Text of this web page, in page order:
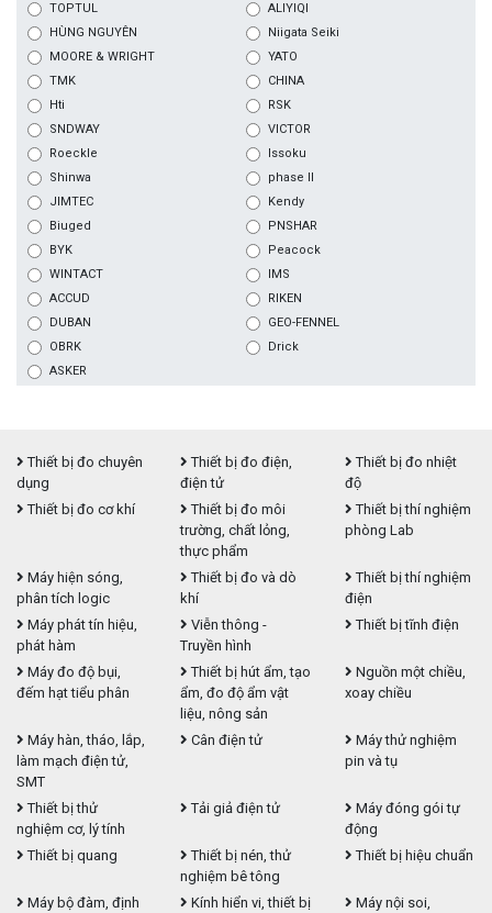
TOPTUL
ALIYIQI
HÙNG NGUYÊN
Niigata Seiki
MOORE & WRIGHT
YATO
TMK
CHINA
Hti
RSK
SNDWAY
VICTOR
Roeckle
Issoku
Shinwa
phase II
JIMTEC
Kendy
Biuged
PNSHAR
BYK
Peacock
WINTACT
IMS
ACCUD
RIKEN
DUBAN
GEO-FENNEL
OBRK
Drick
ASKER
Thiết bị đo chuyên
dụng
Thiết bị đo điện,
điện tử
Thiết bị đo nhiệt
độ
Thiết bị đo cơ khí
Thiết bị đo môi
trường, chất lỏng,
thực phẩm
Thiết bị thí nghiệm
phòng Lab
Máy hiện sóng,
phân tích logic
Thiết bị đo và dò
khí
Thiết bị thí nghiệm
điện
Máy phát tín hiệu,
phát hàm
Viễn thông -
Truyền hình
Thiết bị tĩnh điện
Máy đo độ bụi,
đếm hạt tiểu phân
Thiết bị hút ẩm, tạo
ẩm, đo độ ẩm vật
liệu, nông sản
Nguồn một chiều,
xoay chiều
Máy hàn, tháo, lắp,
làm mạch điện tử,
SMT
Cân điện tử
Máy thử nghiệm
pin và tụ
Thiết bị thử
nghiệm cơ, lý tính
Tải giả điện tử
Máy đóng gói tự
động
Thiết bị quang
Thiết bị nén, thử
nghiệm bê tông
Thiết bị hiệu chuẩn
Máy bộ đàm, định
Kính hiển vi, thiết bị
Máy nội soi,